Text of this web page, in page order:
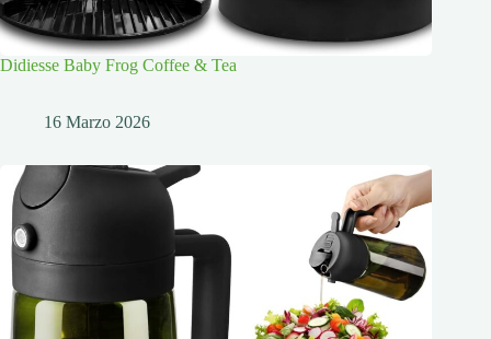
Didiesse Baby Frog Coffee & Tea
16 Marzo 2026